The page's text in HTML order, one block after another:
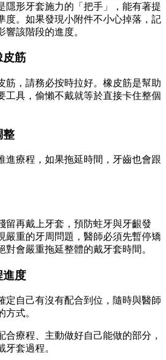
隱形牙套施力的「把手」，能有著提
度。如果發現小附件不小心掉落，記
該階段的進度。
皮筋
筋，請務必按時拉好。橡皮筋是幫助
工具，偷懶不戴就等於直接卡住整個
整
進療程，如果拖延時間，牙齒也會跟
留再戴上牙套，預防蛀牙與牙齦發
嚴重的牙周問題，醫師必須先暫停矯
對會嚴重拖延整體的戴牙套時間。
進度
定自己有沒有配合到位，隨時與醫師
式。
合療程、主動做好自己能做的部分，
牙套過程。